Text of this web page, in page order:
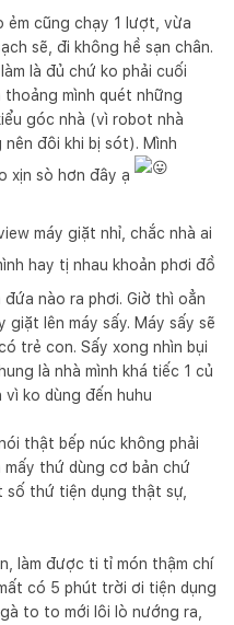
ẻm cũng chạy 1 lượt, vừa
sẽ, đi không hề sạn chân.
là đủ chứ ko phải cuối
thoảng mình quét những
góc nhà (vì robot nhà
đôi khi bị sót). Mình
xịn sò hơn đây ạ
máy giặt nhỉ, chắc nhà ai
hay tị nhau khoản phơi đồ
nào ra phơi. Giờ thì oẳn
lên máy sấy. Máy sấy sẽ
trẻ con. Sấy xong nhìn bụi
là nhà mình khá tiếc 1 củ
ko dùng đến huhu
thật bếp núc không phải
mấy thứ dùng cơ bản chứ
số thứ tiện dụng thật sự,
làm được ti tỉ món thậm chí
có 5 phút trời ơi tiện dụng
to to mới lôi lò nướng ra,